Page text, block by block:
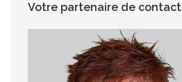
Votre partenaire de contact